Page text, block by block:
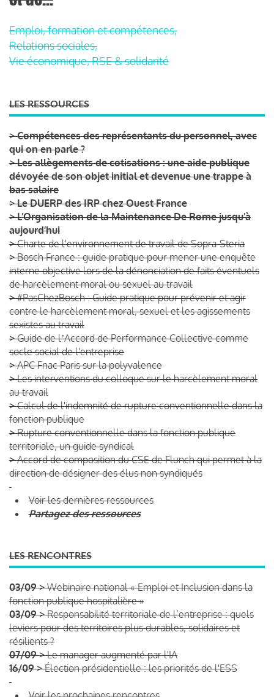
Emploi, formation et compétences,
Relations sociales,
Vie économique, RSE & solidarité
LES RESSOURCES
>Compétences des représentants du personnel, avec
qui on en parle ?
>Les allègements de cotisations : une aide publique
dévoyée de son objet initial et devenue une trappe à
bas salaire
>Le DUERP des IRP chez Ouest France
>L’Organisation de la Maintenance De Rome jusqu’à
aujourd’hui
>Charte de l'environnement de travail de Sopra-Steria
>Bosch France : guide pratique pour mener une enquête
interne objective lors de la dénonciation de faits éventuels
de harcèlement moral ou sexuel au travail
> #PasChezBosch : Guide pratique pour prévenir et agir
contre le harcèlement moral, sexuel et les agissements
sexistes au travail
>Guide de lʼAccord de Performance Collective comme
socle social de l'entreprise
> APC Fnac Paris sur la polyvalence
> Les interventions du colloque sur le harcèlement moral
au travail
>Calcul de l'indemnité de rupture conventionnelle dans la
fonction publique
>Rupture conventionnelle dans la fonction publique
territoriale, un guide syndical
>Accord de composition du CSE de Flunch qui permet à la
direction de désigner des élus non syndiqués
Voir les dernières ressources
Partagez des ressources
LES RENCONTRES
03/09 > Webinaire national « Emploi et Inclusion dans la
fonction publique hospitalière »
03/09 > Responsabilité territoriale de l’entreprise : quels
leviers pour des territoires plus durables, solidaires et
résilients ?
07/09 > Le manager augmenté par l'IA
16/09 > Élection présidentielle : les priorités de l'ESS